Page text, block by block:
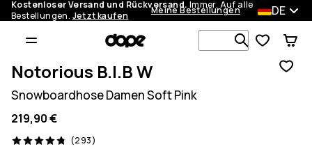
Kostenloser Versand und Rückversand. Immer. Auf alle
Bestellungen. Jetzt kaufen Meine Bestellungen DE
Notorious B.I.B W
Snowboardhose Damen Soft Pink
219,90 €
(293)
293 Reviews, 4.8/5